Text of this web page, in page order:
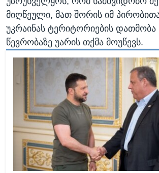
მიღწეული, მათ შორის იმ
უკრაინას ტერიტორიების
წევრობაზე უარის თქმა მოუწევს.